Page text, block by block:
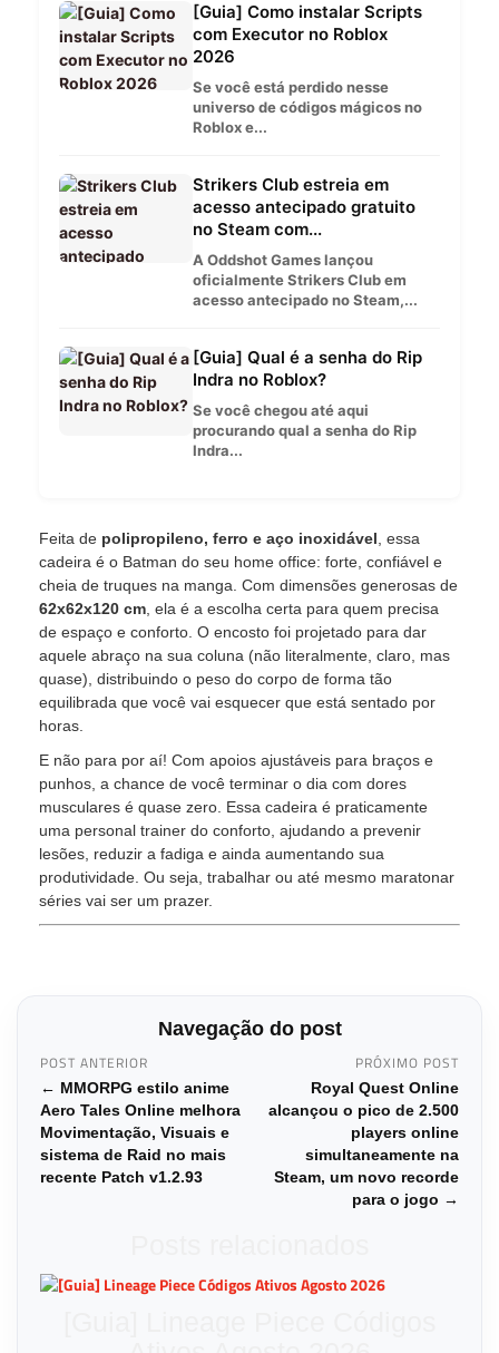
[Guia] Como instalar Scripts
com Executor no Roblox
2026
Se você está perdido nesse
universo de códigos mágicos no
Roblox e...
Strikers Club estreia em
acesso antecipado gratuito
no Steam com...
A Oddshot Games lançou
oficialmente Strikers Club em
acesso antecipado no Steam,...
[Guia] Qual é a senha do Rip
Indra no Roblox?
Se você chegou até aqui
procurando qual a senha do Rip
Indra...
Feita de polipropileno, ferro e aço inoxidável , essa
cadeira é o Batman do seu home office: forte, confiável e
cheia de truques na manga. Com dimensões generosas de
62x62x120 cm , ela é a escolha certa para quem precisa
de espaço e conforto. O encosto foi projetado para dar
aquele abraço na sua coluna (não literalmente, claro, mas
quase), distribuindo o peso do corpo de forma tão
equilibrada que você vai esquecer que está sentado por
horas.
E não para por aí! Com apoios ajustáveis para braços e
punhos, a chance de você terminar o dia com dores
musculares é quase zero. Essa cadeira é praticamente
uma personal trainer do conforto, ajudando a prevenir
lesões, reduzir a fadiga e ainda aumentando sua
produtividade. Ou seja, trabalhar ou até mesmo maratonar
séries vai ser um prazer.
Navegação do post
POST ANTERIOR
← MMORPG estilo anime
Aero Tales Online melhora
Movimentação, Visuais e
sistema de Raid no mais
recente Patch v1.2.93
PRÓXIMO POST
Royal Quest Online
alcançou o pico de 2.500
players online
simultaneamente na
Steam, um novo recorde
para o jogo →